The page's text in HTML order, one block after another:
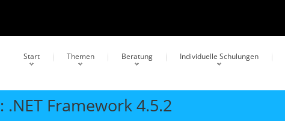
Start Themen Beratung Individuelle Schulungen
Framework 4.5.2